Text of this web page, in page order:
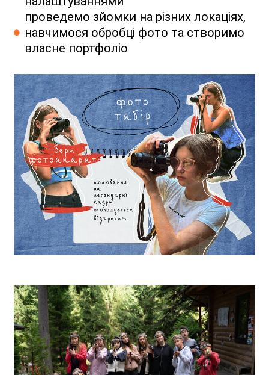
проведемо зйомки на різних локаціях,
навчимося обробці фото та створимо
власне портфоліо